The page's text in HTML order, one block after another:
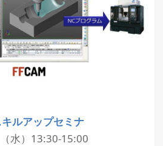
ルアップセミナ
水）13:30-15:00